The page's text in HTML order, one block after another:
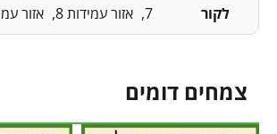
לקור
7 אזור עמידות 8 אזור
צמחים דומים